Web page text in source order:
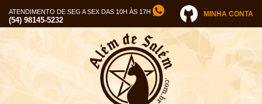
ATENDIMENTO DE SEG A SEX DAS 10H ÀS 17H
(54) 98145-5232
MINHA CONTA